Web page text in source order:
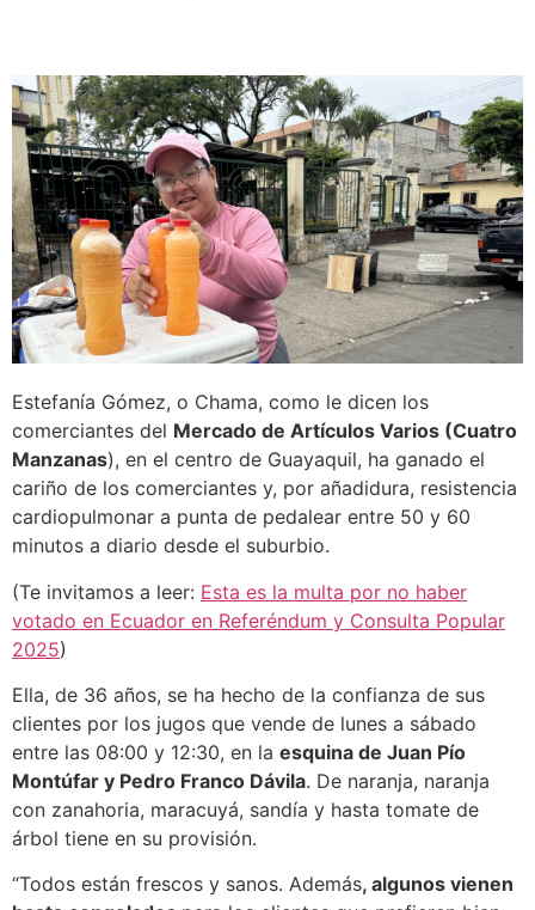
Estefanía Gómez, o Chama, como le dicen los
comerciantes del Mercado de Artículos Varios (Cuatro
Manzanas), en el centro de Guayaquil, ha ganado el
cariño de los comerciantes y, por añadidura, resistencia
cardiopulmonar a punta de pedalear entre 50 y 60
minutos a diario desde el suburbio.
(Te invitamos a leer: Esta es la multa por no haber
votado en Ecuador en Referéndum y Consulta Popular
2025)
Ella, de 36 años, se ha hecho de la confianza de sus
clientes por los jugos que vende de lunes a sábado
entre las 08:00 y 12:30, en la esquina de Juan Pío
Montúfar y Pedro Franco Dávila. De naranja, naranja
con zanahoria, maracuyá, sandía y hasta tomate de
árbol tiene en su provisión.
“Todos están frescos y sanos. Además, algunos vienen